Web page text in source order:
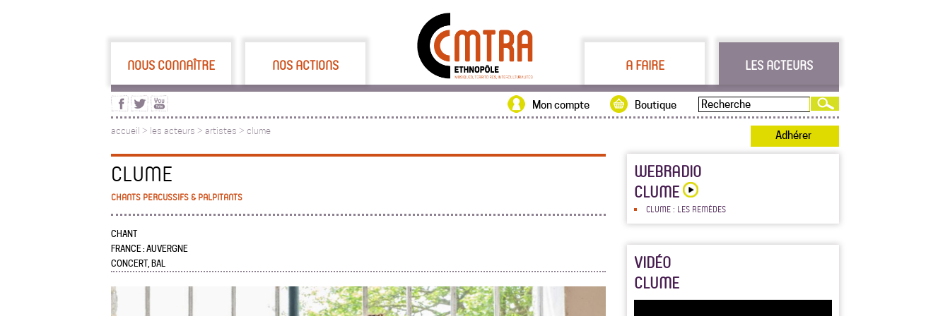
NOUS CONNAÎTRE NOS ACTIONS A FAIRE LES ACTEURS
Boutique
Mon compte
accueil > les acteurs > artistes > clume Adhérer
CLUME
CHANTS PERCUSSIFS & PALPITANTS
CHANT
FRANCE : AUVERGNE
CONCERT, BAL
WEBRADIO
CLUME
CLUME : LES REMÈDES
VIDÉO
CLUME